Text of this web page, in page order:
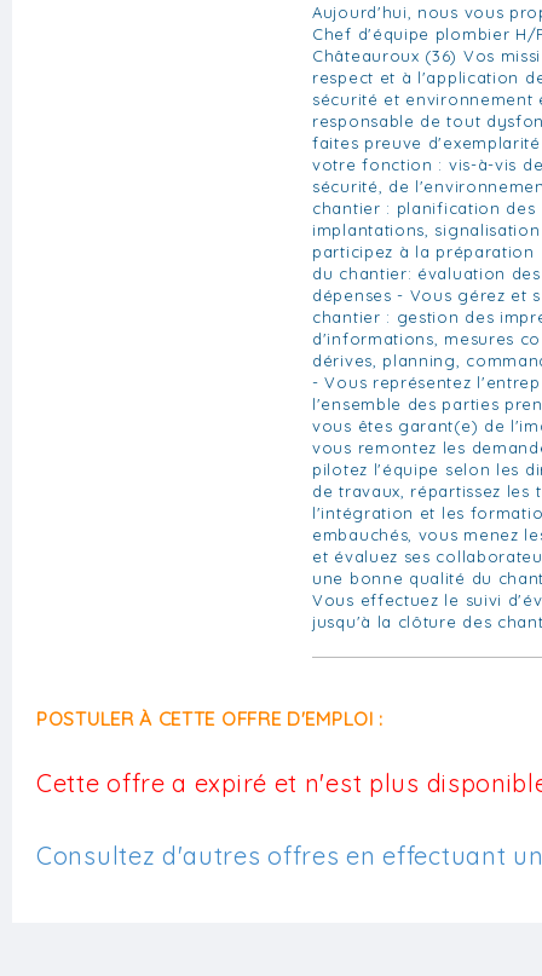
Aujourd'hui, nous vous
Chef d'équipe plombier H/
Châteauroux (36) Vos
respect et à l'application
sécurité et
responsable de tout
faites preuve
votre fonction : vis-à-vis
sécurité, de
chantier : planification des
implantations,
participez à la
du chantier: évaluation
dépenses - Vous gérez et
chantier : gestion des
d'informations, mesures
dérives, planning,
- Vous représentez
l'ensemble des parties
vous êtes garant(e) de
vous remontez les
pilotez l'équipe selon les
de travaux, répartissez les
l'intégration et les
embauchés, vous menez
et évaluez ses
une bonne qualité du
Vous effectuez le suivi
jusqu'à la clôture des
POSTULER À CETTE OFFRE D'EMPLOI :
Cette offre a expiré et n'est plus
Consultez d'autres offres en effectuant